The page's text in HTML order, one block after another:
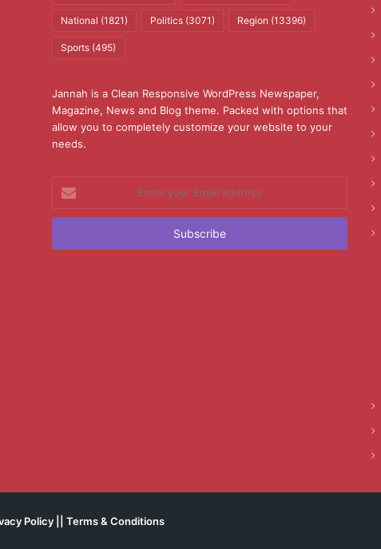
National (1821) Politics(3071) Region (13396)
Sports(495)
Jannah is a Clean Responsive WordPress Newspaper,
Magazine, News and Blog theme. Packed with options that
allow you to completely customize your website to your
needs.
your
Email
Policy Terms & Conditions